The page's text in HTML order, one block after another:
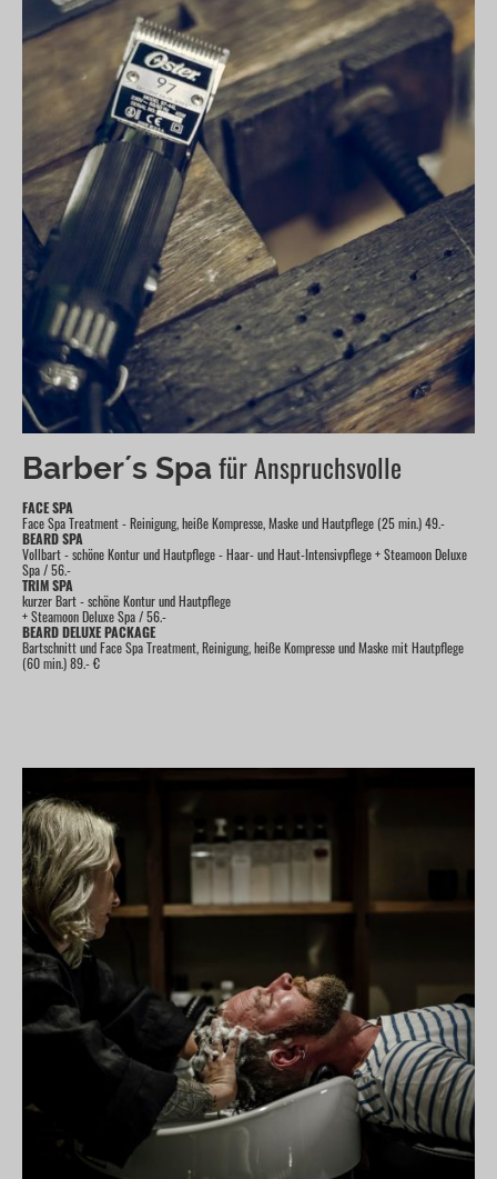
Barber´s Spafür Anspruchsvolle
FACE SPA
Face Spa Treatment - Reinigung, heiße Kompresse, Maske und Hautpflege (25 min.) 49.-
BEARD SPA
Vollbart - schöne Kontur und Hautpflege - Haar- und Haut-Intensivpflege + Steamoon Deluxe
Spa / 56.-
TRIM SPA
kurzer Bart - schöne Kontur und Hautpflege
+ Steamoon Deluxe Spa / 56.-
BEARD DELUXE PACKAGE
Bartschnitt und Face Spa Treatment, Reinigung, heiße Kompresse und Maske mit Hautpflege
(60 min.) 89.- €